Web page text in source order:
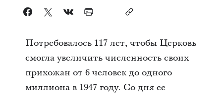
Потребовалось 117 лет, чтобы Церковь
смогла увеличить численность своих
прихожан от 6 человек до одного
миллиона в 1947 году. Со дня ее